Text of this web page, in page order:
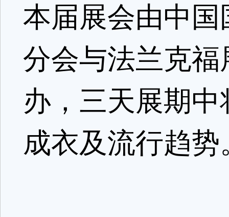
本届展会由中
分会与法兰克
办，三天展期
成衣及流行趋势